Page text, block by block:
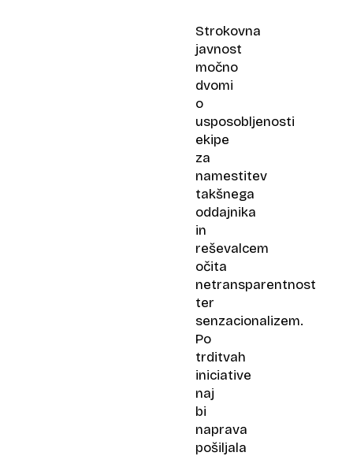
Strokovna
javnost
močno
dvomi
o
usposobljenosti
ekipe
za
namestitev
takšnega
oddajnika
in
reševalcem
očita
netransparentnost
ter
senzacionalizem.
Po
trditvah
iniciative
naj
bi
naprava
pošiljala